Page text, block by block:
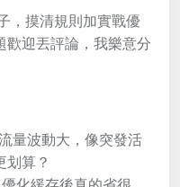
，摸清規則加實戰優
歡迎丟評論，我樂意分
量波動大，像突發活
划算？